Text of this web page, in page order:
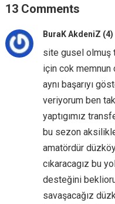
13 Comments
BuraK AkdeniZ (4)
site gusel olmuş
için cok
aynı başarıyı
veriyorum ben
yaptıgımız
bu sezon
amatördür
cıkaracagız bu
desteğini
savaşacağız